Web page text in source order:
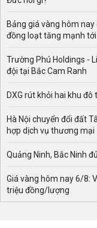
Bảng giá vàng hôm
đồng loạt tăng mạnh
Trường Phú Holdings -
đội tại Bắc Cam Ranh
DXG rút khỏi hai khu
Hà Nội chuyển đổi đất
hợp dịch vụ thương mại
Quảng Ninh, Bắc Ninh
Giá vàng hôm nay 6/8:
triệu đồng/lượng